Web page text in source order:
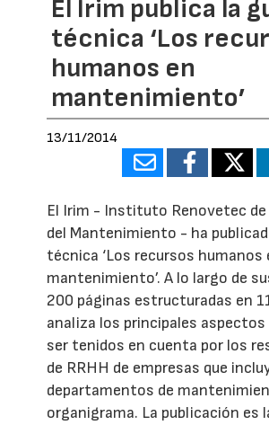
El Irim publica la
técnica ‘Los
humanos en
mantenimiento’
13/11/2014
El Irim - Instituto Renovetec de
del Mantenimiento - ha
técnica ‘Los recursos humanos
mantenimiento’. A lo largo de
200 páginas estructuradas en
analiza los principales aspectos
ser tenidos en cuenta por los
de RRHH de empresas que
departamentos de
organigrama. La publicación es